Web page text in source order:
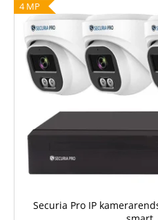
4 MP
Securia Pro IP